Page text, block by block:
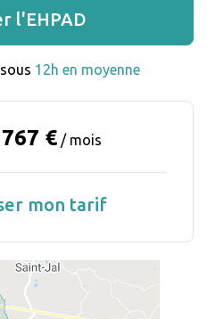
l'EHPAD
12h en moyenne
€/ mois
mon tarif